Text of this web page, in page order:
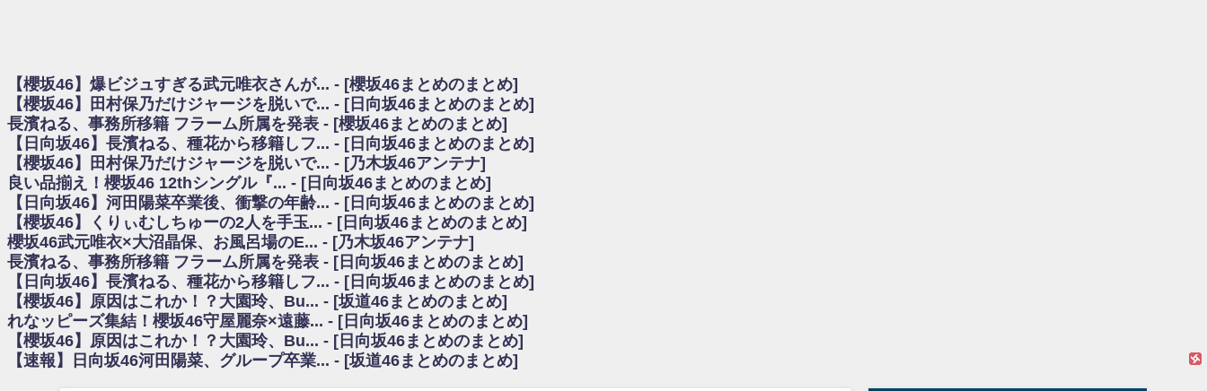
乃木坂欅坂まとめのまとめ / 【日向坂46】この月、何かあるのか！？『お願いバッハ！』ミーグリ日程がこちら
欅坂/日向坂46まとめのまとめ / 【櫻坂46】ミーグリで喧嘩！？山下瞳月、これはマジギレしてる
乃木坂46アンテナ / 【櫻坂46】ハリソン守屋「ゆーづのせいです」【ラヴィット!】
乃木坂あんてな ～乃木坂46・欅坂46・日向坂46のニュース・情報・話題をピックアップ / 良い品揃え！櫻坂46 12thシングル『Make or Break』オフィシャルグッズ絶賛販売受付中
日向坂46まとめのまとめ / 【日向坂46】この月、何かあるのか！？『お願いバッハ！』ミーグリ日程がこちら
日向坂46まとめのまとめ / 【元日向坂46】この卒業生、めちゃくちゃテレビで見かけるな
欅坂/日向坂46まとめのまとめ / 【櫻坂46】リアルミーグリであの販売も！『Make or Break』オフィシャルグッズ解禁
乃木坂46アンテナ / 【櫻坂46】ミーグリで喧嘩！？山下瞳月、これはマジギレしてる
乃木坂あんてな ～乃木坂46・欅坂46・日向坂46のニュース・情報・話題をピックアップ / れなッピーズ集結！櫻坂46守屋麗奈×遠藤理子、8/6「ラヴィット！」水曜スタジオ出演決定
日向坂46まとめのまとめ / 【日向坂46】富田鈴花、次の事務所が決まってそう！？
日向坂46まとめのまとめ / 【日向坂46】富田鈴花、次の事務所が決まってそう！？
乃木坂46アンテナ / 【日向坂46】この月、何かあるのか！？『お願いバッハ！』ミーグリ日程がこちら
乃木坂あんてな ～乃木坂46・欅坂46・日向坂46のニュース・情報・話題をピックアップ / 日向坂46卒業後初共演！佐々木久美さん、師匠オードリー若林さんと再会した結果･･･【激レアさんを連れてきた。】
欅坂46/日向坂46まとめのまとめ / 『anan』の表紙の櫻坂46さん、多様性の時代だと話題に
欅坂46/日向坂46まとめのまとめ / 日向坂46より重大発表！！！！
日向坂46まとめのまとめ / 【朗報】増田三莉音さんの生足wwwwwwwwwwww
【櫻坂46】爆ビジュすぎる武元唯衣さんが... - [櫻坂46まとめのまとめ]
【櫻坂46】田村保乃だけジャージを脱いで... - [日向坂46まとめのまとめ]
長濱ねる、事務所移籍 フラーム所属を発表 - [櫻坂46まとめのまとめ]
【日向坂46】長濱ねる、種花から移籍しフ... - [日向坂46まとめのまとめ]
【櫻坂46】田村保乃だけジャージを脱いで... - [乃木坂46アンテナ]
良い品揃え！櫻坂46 12thシングル『... - [日向坂46まとめのまとめ]
【日向坂46】河田陽菜卒業後、衝撃の年齢... - [日向坂46まとめのまとめ]
【櫻坂46】くりぃむしちゅーの2人を手玉... - [日向坂46まとめのまとめ]
櫻坂46武元唯衣×大沼晶保、お風呂場のE... - [乃木坂46アンテナ]
長濱ねる、事務所移籍 フラーム所属を発表 - [日向坂46まとめのまとめ]
【日向坂46】長濱ねる、種花から移籍しフ... - [日向坂46まとめのまとめ]
【櫻坂46】原因はこれか！？大園玲、Bu... - [坂道46まとめのまとめ]
れなッピーズ集結！櫻坂46守屋麗奈×遠藤... - [日向坂46まとめのまとめ]
【櫻坂46】原因はこれか！？大園玲、Bu... - [日向坂46まとめのまとめ]
【速報】日向坂46河田陽菜、グループ卒業... - [坂道46まとめのまとめ]